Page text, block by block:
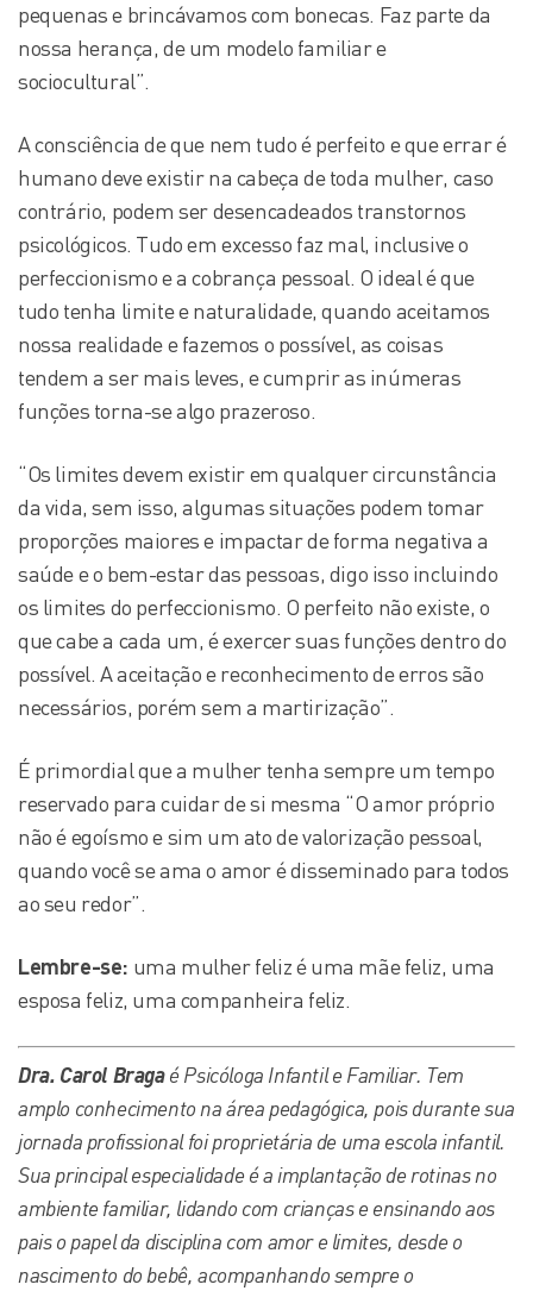
pequenas e brincávamos com bonecas. Faz parte da
nossa herança, de um modelo familiar e
sociocultural”.
A consciência de que nem tudo é perfeito e que errar é
humano deve existir na cabeça de toda mulher, caso
contrário, podem ser desencadeados transtornos
psicológicos. Tudo em excesso faz mal, inclusive o
perfeccionismo e a cobrança pessoal. O ideal é que
tudo tenha limite e naturalidade, quando aceitamos
nossa realidade e fazemos o possível, as coisas
tendem a ser mais leves, e cumprir as inúmeras
funções torna-se algo prazeroso.
“Os limites devem existir em qualquer circunstância
da vida, sem isso, algumas situações podem tomar
proporções maiores e impactar de forma negativa a
saúde e o bem-estar das pessoas, digo isso incluindo
os limites do perfeccionismo. O perfeito não existe, o
que cabe a cada um, é exercer suas funções dentro do
possível. A aceitação e reconhecimento de erros são
necessários, porém sem a martirização”.
É primordial que a mulher tenha sempre um tempo
reservado para cuidar de si mesma “O amor próprio
não é egoísmo e sim um ato de valorização pessoal,
quando você se ama o amor é disseminado para todos
ao seu redor”.
Lembre-se: uma mulher feliz é uma mãe feliz, uma
esposa feliz, uma companheira feliz.
Dra. Carol Bragaé Psicóloga Infantil e Familiar. Tem
amplo conhecimento na área pedagógica, pois durante sua
jornada profissional foi proprietária de uma escola infantil.
Sua principal especialidade é a implantação de rotinas no
ambiente familiar, lidando com crianças e ensinando aos
pais o papel da disciplina com amor e limites, desde o
nascimento do bebê, acompanhando sempre o